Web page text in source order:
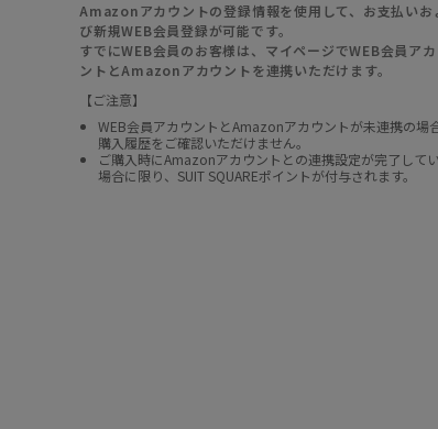
Amazonアカウントの登録情報を使用して、お支払いお
び新規WEB会員登録が可能です。
すでにWEB会員のお客様は、マイページでWEB会員ア
ントとAmazonアカウントを連携いただけます。
【ご注意】
WEB会員アカウントとAmazonアカウントが未連携の場合
購入履歴をご確認いただけません。
ご購入時にAmazonアカウントとの連携設定が完了して
場合に限り、SUIT SQUAREポイントが付与されます。